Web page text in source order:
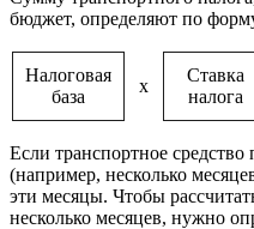
бюджет, определяют по
Налоговая
база
х
Ставка
налога
Если транспортное
(например, несколько
эти месяцы. Чтобы
несколько месяцев, нужно